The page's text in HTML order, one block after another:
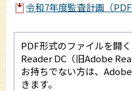
令和7年度監査計画（PDF
PDF形式のファイルを開
Reader DC（旧Adobe
お持ちでない方は、
きます。